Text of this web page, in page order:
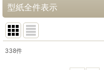
型紙全件表示
338件